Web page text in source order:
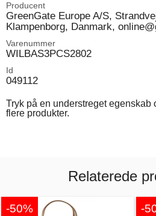
Producent
GreenGate Europe A/S,
Klampenborg, Danmark,
Varenummer
WILBAS3PCS2802
Id
049112
Tryk på en understreget egenskab
flere produkter.
Relaterede
-50% -